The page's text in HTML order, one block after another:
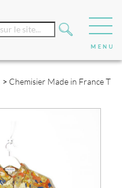
> Chemisier Made in France T